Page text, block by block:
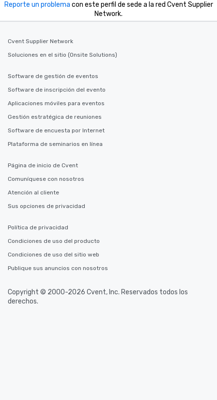
Reporte un problema con este perfil de sede a la red Cvent Supplier
Network.
Cvent Supplier Network
Soluciones en el sitio (Onsite Solutions)
Software de gestión de eventos
Software de inscripción del evento
Aplicaciones móviles para eventos
Gestión estratégica de reuniones
Software de encuesta por Internet
Plataforma de seminarios en línea
Página de inicio de Cvent
Comuníquese con nosotros
Atención al cliente
Sus opciones de privacidad
Política de privacidad
Condiciones de uso del producto
Condiciones de uso del sitio web
Publique sus anuncios con nosotros
Copyright © 2000-2026 Cvent, Inc. Reservados todos los
derechos.